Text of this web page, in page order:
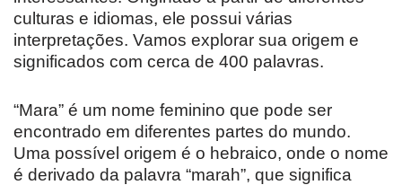
culturas e idiomas, ele possui várias
interpretações. Vamos explorar sua origem e
significados com cerca de 400 palavras.
“Mara” é um nome feminino que pode ser
encontrado em diferentes partes do mundo.
Uma possível origem é o hebraico, onde o nome
é derivado da palavra “marah”, que significa